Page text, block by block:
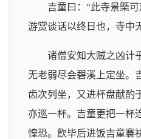
吉童曰：“此寺景槩
游赏谈话以终日也，寺中
诸僧安知大贼之凶计
无老弱尽会碧溪上定坐。
齿次列坐，又进杯盘献酌
亦巡一杯。吉童更把一杯
惶恐。飮毕后进饭吉童褰